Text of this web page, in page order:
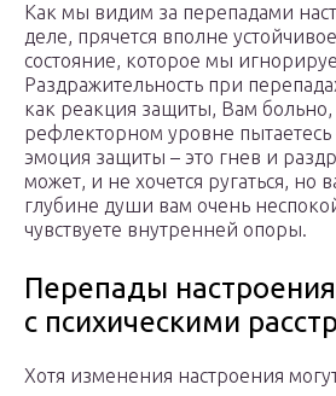
Как мы видим за перепадами
деле, прячется вполне
состояние, которое мы
Раздражительность при
как реакция защиты, Вам
рефлекторном уровне пытаетесь
эмоция защиты – это гнев и
может, и не хочется ругаться, но
глубине души вам очень
чувствуете внутренней опоры.
Перепады
с психическими
Хотя изменения настроения